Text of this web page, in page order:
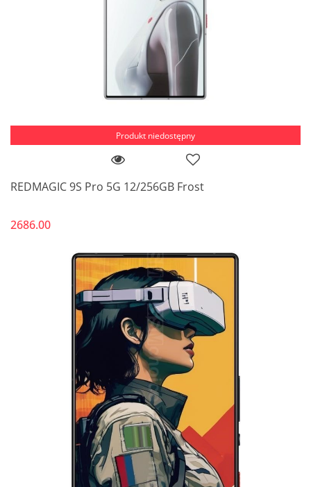
Produkt niedostępny
REDMAGIC 9S Pro 5G 12/256GB Frost
2686.00